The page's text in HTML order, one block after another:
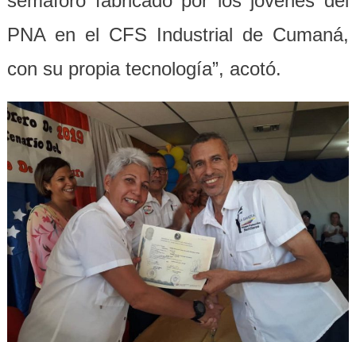
PNA en el CFS Industrial de Cumaná,
con su propia tecnología”, acotó.